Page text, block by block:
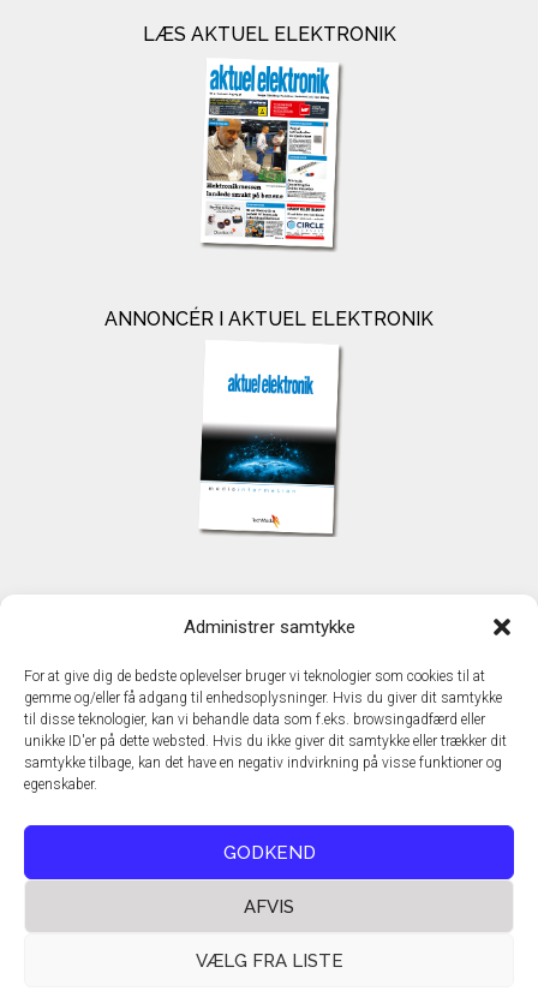
Administrer samtykke
For at give dig de bedste oplevelser bruger vi teknologier som cookies til at
gemme og/eller få adgang til enhedsoplysninger. Hvis du giver dit samtykke
til disse teknologier, kan vi behandle data som f.eks. browsingadfærd eller
unikke ID'er på dette websted. Hvis du ikke giver dit samtykke eller trækker dit
samtykke tilbage, kan det have en negativ indvirkning på visse funktioner og
egenskaber.
GODKEND
AFVIS
VÆLG FRA LISTE
LÆS AKTUEL ELEKTRONIK
ANNONCÉR I AKTUEL ELEKTRONIK
TechMedia A/S
DK - 2600 Glostrup
www.techmedia.dk
Telefon: +45 43 24 26 28
E-mail:info@techmedia.dk